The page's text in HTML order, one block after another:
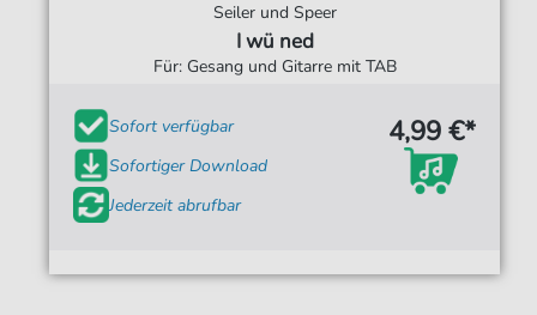
Seiler und Speer
I wü ned
Für: Gesang und Gitarre mit TAB
Sofort verfügbar
Sofortiger Download
Jederzeit abrufbar
4,99 €*